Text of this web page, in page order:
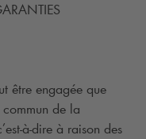
être engagée que
de la
à-dire à raison des